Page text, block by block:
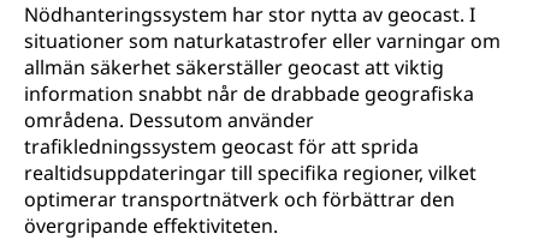
Nödhanteringssystem har stor nytta av geocast. I
situationer som naturkatastrofer eller varningar om
allmän säkerhet säkerställer geocast att viktig
information snabbt når de drabbade geografiska
områdena. Dessutom använder
trafikledningssystem geocast för att sprida
realtidsuppdateringar till specifika regioner, vilket
optimerar transportnätverk och förbättrar den
övergripande effektiviteten.